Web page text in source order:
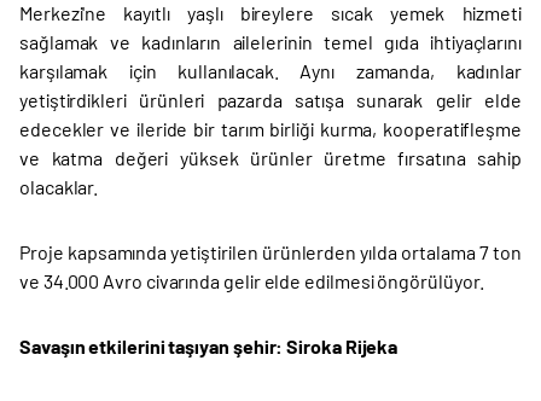
Merkezi'ne kayıtlı yaşlı bireylere sıcak yemek hizmeti
sağlamak ve kadınların ailelerinin temel gıda ihtiyaçlarını
karşılamak için kullanılacak. Aynı zamanda, kadınlar
yetiştirdikleri ürünleri pazarda satışa sunarak gelir elde
edecekler ve ileride bir tarım birliği kurma, kooperatifleşme
ve katma değeri yüksek ürünler üretme fırsatına sahip
olacaklar.
Proje kapsamında yetiştirilen ürünlerden yılda ortalama 7 ton
ve 34.000 Avro civarında gelir elde edilmesi öngörülüyor.
Savaşın etkilerini taşıyan şehir: Siroka Rijeka